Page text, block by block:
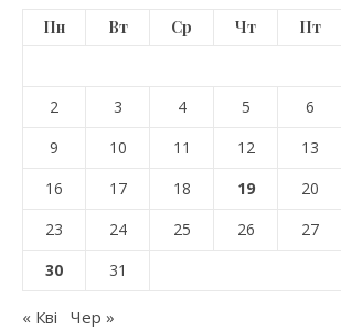
Пн Вт Ср Чт Пт
2
3 4 5 6
9
10 11 12 13
16
17 18 19 20
23
24 25 26 27
30
31
« Кві Чер »